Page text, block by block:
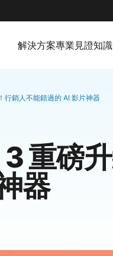
解決方案專業見證知
行銷人不能錯過的 AI 影片神器
重磅
器